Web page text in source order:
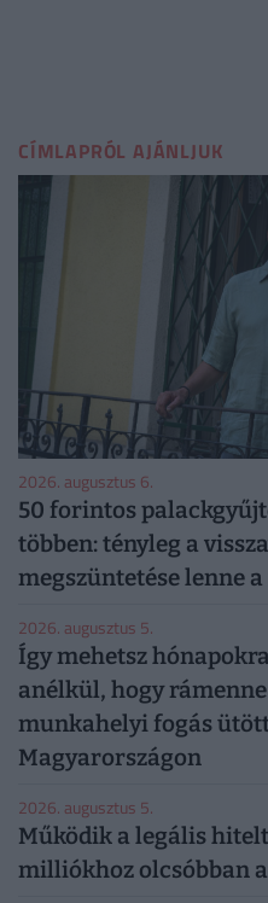
CÍMLAPRÓL AJÁNLJUK
2026. augusztus 6.
50 forintos
többen: tényleg a
megszüntetése lenne
2026. augusztus 5.
Így mehetsz
anélkül, hogy
munkahelyi fogás
Magyarországon
2026. augusztus 5.
Működik a legális
milliókhoz olcsóbban